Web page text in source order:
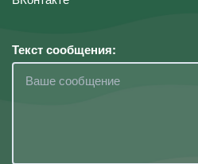
Текст сообщения: